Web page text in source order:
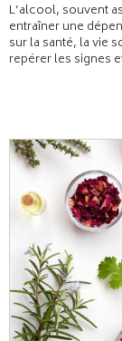
L’alcool, souvent
entraîner une
sur la santé, la vie
repérer les signes